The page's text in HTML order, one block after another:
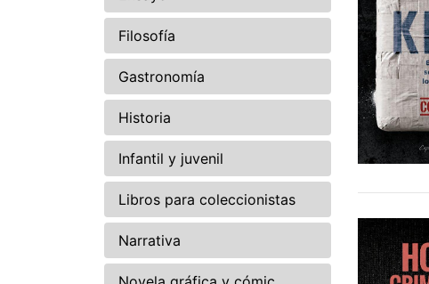
Filosofía
Gastronomía
Historia
Infantil y juvenil
Libros para coleccionistas
Narrativa